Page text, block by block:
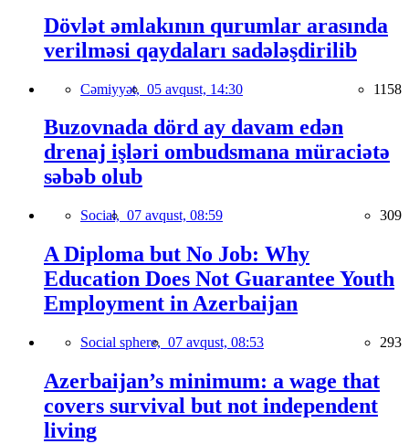
Dövlət əmlakının qurumlar arasında
verilməsi qaydaları sadələşdirilib
Cəmiyyət, 05 avqust, 14:30 1158
Buzovnada dörd ay davam edən
drenaj işləri ombudsmana müraciətə
səbəb olub
Social, 07 avqust, 08:59 309
A Diploma but No Job: Why
Education Does Not Guarantee Youth
Employment in Azerbaijan
Social sphere, 07 avqust, 08:53 293
Azerbaijan’s minimum: a wage that
covers survival but not independent
living